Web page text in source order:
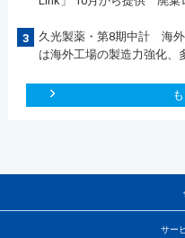
3
久光製薬・第8期中計 海
は海外工場の製造力強化、
サー